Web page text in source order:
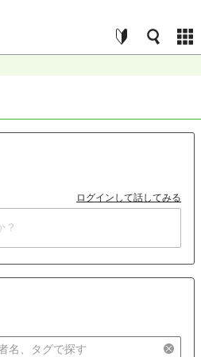
ログインして話してみる